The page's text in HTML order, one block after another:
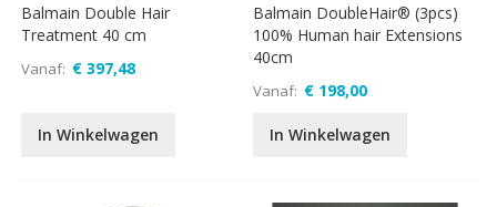
Balmain Double Hair
Treatment 40 cm
Vanaf € 397,48
In Winkelwagen
Balmain DoubleHair® (3pcs)
100% Human hair Extensions
40cm
Vanaf € 198,00
In Winkelwagen